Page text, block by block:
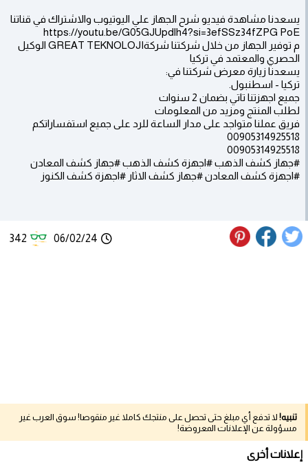
يسعدنا مشاهدة فيديو شرح الجهاز علي اليوتيوب والاشتراك في قناتنا
https://youtu.be/G05GJUpdlh4?si=3efSSz34fZPG PoE
م توفير الجهاز من خلال شركتنا شركةGREAT TEKNOLOJI الوكيل
الحصري والمعتمد في تركيا
يسعدنا زيارة معرض شركتنا في:
تركيا - اسطنبول.
جميع اجهزتنا تاتي بضمان 2 سنوات
لطلب المنتج ومزيد من المعلومات
فريق عملنا متواجد على مدار الساعة للرد على جميع استفساراتكم
00905314925518
00905314925518
#جهاز كشف الذهب #اجهزة كشف الذهب #جهاز كشف المعادن
#اجهزة كشف المعادن #جهاز كشف الاثار #اجهزة كشف الكنوز
06/02/24
342
تنبيه! لا تدفع أي مبلغ حتى تحصل على منتجك كاملا غير منقوصا! سوق العرب غير
مسؤولة عن الإعلانات المعروضة!
إعلانات أخرى